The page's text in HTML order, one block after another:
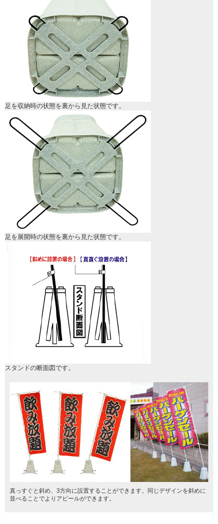
足を収納時の状態を裏から見た状態です。
足を展開時の状態を裏から見た状態です。
スタンドの断面図です。
真っすぐと斜め、3方向に設置することができます。同じデザインを斜めに
並べることでよりアピールができます。